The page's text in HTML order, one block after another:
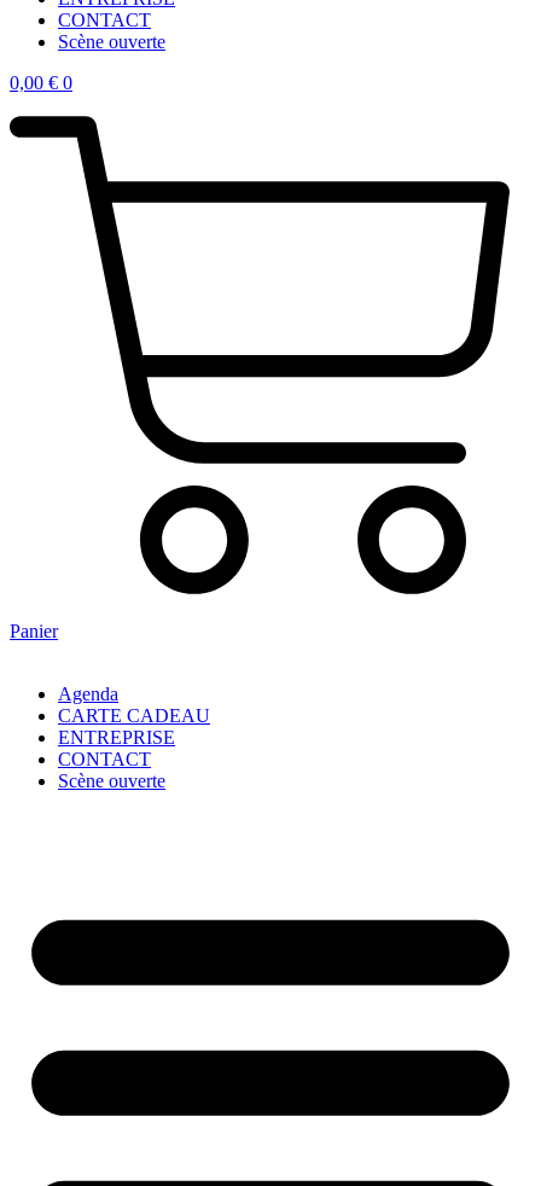
CONTACT
Scène ouverte
0,00 € 0
Panier
Agenda
CARTE CADEAU
ENTREPRISE
CONTACT
Scène ouverte